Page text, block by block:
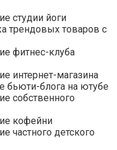
студии йоги
трендовых товаров с
фитнес-клуба
интернет-магазина
бьюти-блога на ютубе
собственного
кофейни
частного детского